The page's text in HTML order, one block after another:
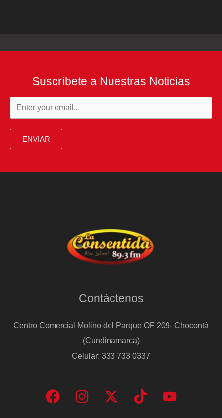
Suscríbete a Nuestras Noticias
ENVIAR
Contáctenos
Centro Comercial Molino del Parque OF 209- Chocontá
(Cundinamarca)
Celular: 333 733 0337